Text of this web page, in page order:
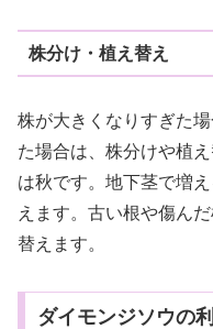
株分け・植え替え
株が大きくなりすぎた
た場合は、株分けや植
は秋です。地下茎で増
えます。古い根や傷ん
替えます。
ダイモンジソウの